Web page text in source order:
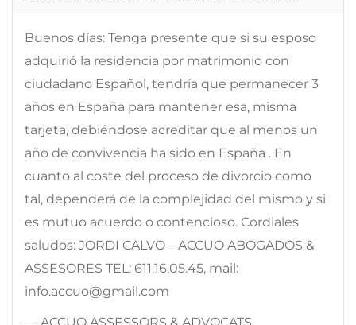
Buenos días: Tenga presente que si su esposo
adquirió la residencia por matrimonio con
ciudadano Español, tendría que permanecer 3
años en España para mantener esa, misma
tarjeta, debiéndose acreditar que al menos un
año de convivencia ha sido en España . En
cuanto al coste del proceso de divorcio como
tal, dependerá de la complejidad del mismo y si
es mutuo acuerdo o contencioso. Cordiales
saludos: JORDI CALVO – ACCUO ABOGADOS &
ASSESORES TEL: 611.16.05.45, mail:
info.accuo@gmail.com
— ACCUO ASSESSORS & ADVOCATS